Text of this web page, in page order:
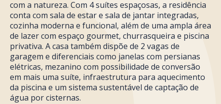
com a natureza. Com 4 suítes espaçosas, a residência
conta com sala de estar e sala de jantar integradas,
cozinha moderna e funcional, além de uma ampla área
de lazer com espaço gourmet, churrasqueira e piscina
privativa. A casa também dispõe de 2 vagas de
garagem e diferenciais como janelas com persianas
elétricas, mezanino com possibilidade de conversão
em mais uma suíte, infraestrutura para aquecimento
da piscina e um sistema sustentável de captação de
água por cisternas.